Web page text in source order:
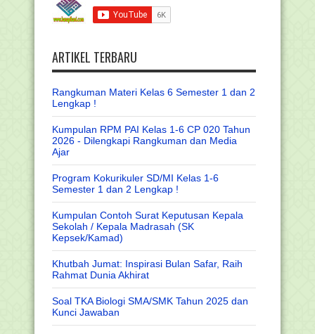
ARTIKEL TERBARU
Rangkuman Materi Kelas 6 Semester 1 dan 2
Lengkap !
Kumpulan RPM PAI Kelas 1-6 CP 020 Tahun
2026 - Dilengkapi Rangkuman dan Media
Ajar
Program Kokurikuler SD/MI Kelas 1-6
Semester 1 dan 2 Lengkap !
Kumpulan Contoh Surat Keputusan Kepala
Sekolah / Kepala Madrasah (SK
Kepsek/Kamad)
Khutbah Jumat: Inspirasi Bulan Safar, Raih
Rahmat Dunia Akhirat
Soal TKA Biologi SMA/SMK Tahun 2025 dan
Kunci Jawaban